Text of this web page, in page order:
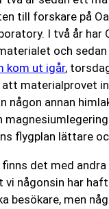
till forskare på
I två år har
och
kom ut igår,
att materialprovet
någon annan
flygplan lättare
finns det med
vi någonsin har haft
besökare, men